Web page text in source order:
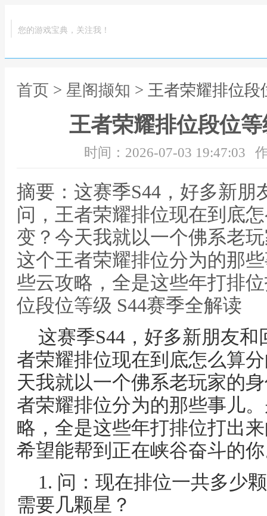
您的游戏宝典，关注我！
首页 > 星阁撷知 > 王者荣耀排位段
王者荣耀排位段位
时间：2026-07-03 19:47:03
摘要：这赛季S44，好多新朋
问，王者荣耀排位现在到底
变？今天我就以一个佛系老
这个王者荣耀排位分为的那
些云攻略，全是这些年打排
位段位等级 S44赛季全解读
这赛季S44，好多新朋友
者荣耀排位现在到底怎么算
天我就以一个佛系老玩家的
者荣耀排位分为的那些事儿
略，全是这些年打排位打出
希望能帮到正在峡谷奋斗的
1. 问：现在排位一共多少
需要几颗星？